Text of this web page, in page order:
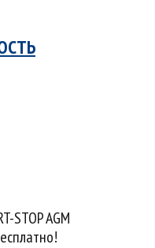
STOP AGM